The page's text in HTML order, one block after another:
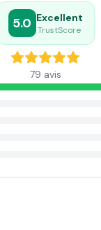
5.0 Excellent
TrustScore
79 avis